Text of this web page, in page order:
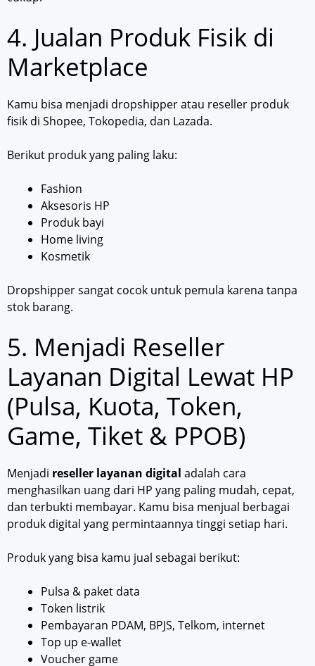
4. Jualan Produk Fisik di
Marketplace
Kamu bisa menjadi dropshipper atau reseller produk
fisik di Shopee, Tokopedia, dan Lazada.
Berikut produk yang paling laku:
Fashion
Aksesoris HP
Produk bayi
Home living
Kosmetik
Dropshipper sangat cocok untuk pemula karena tanpa
stok barang.
5. Menjadi Reseller
Layanan Digital Lewat HP
(Pulsa, Kuota, Token,
Game, Tiket & PPOB)
Menjadi reseller layanan digital adalah cara
menghasilkan uang dari HP yang paling mudah, cepat,
dan terbukti membayar. Kamu bisa menjual berbagai
produk digital yang permintaannya tinggi setiap hari.
Produk yang bisa kamu jual sebagai berikut:
Pulsa & paket data
Token listrik
Pembayaran PDAM, BPJS, Telkom, internet
Top up e-wallet
Voucher game